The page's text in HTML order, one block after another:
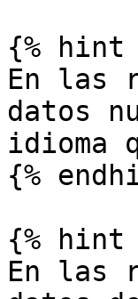
{%
En las
datos
idioma
{%
{%
En las